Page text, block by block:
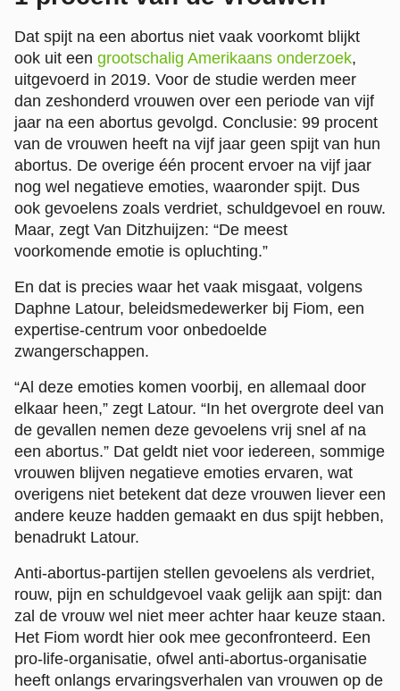
Dat spijt na een abortus niet vaak voorkomt blijkt
ook uit een grootschalig Amerikaans onderzoek,
uitgevoerd in 2019. Voor de studie werden meer
dan zeshonderd vrouwen over een periode van vijf
jaar na een abortus gevolgd. Conclusie: 99 procent
van de vrouwen heeft na vijf jaar geen spijt van hun
abortus. De overige één procent ervoer na vijf jaar
nog wel negatieve emoties, waaronder spijt. Dus
ook gevoelens zoals verdriet, schuldgevoel en rouw.
Maar, zegt Van Ditzhuijzen: “De meest
voorkomende emotie is opluchting.”
En dat is precies waar het vaak misgaat, volgens
Daphne Latour, beleidsmedewerker bij Fiom, een
expertise-centrum voor onbedoelde
zwangerschappen.
“Al deze emoties komen voorbij, en allemaal door
elkaar heen,” zegt Latour. “In het overgrote deel van
de gevallen nemen deze gevoelens vrij snel af na
een abortus.” Dat geldt niet voor iedereen, sommige
vrouwen blijven negatieve emoties ervaren, wat
overigens niet betekent dat deze vrouwen liever een
andere keuze hadden gemaakt en dus spijt hebben,
benadrukt Latour.
Anti-abortus-partijen stellen gevoelens als verdriet,
rouw, pijn en schuldgevoel vaak gelijk aan spijt: dan
zal de vrouw wel niet meer achter haar keuze staan.
Het Fiom wordt hier ook mee geconfronteerd. Een
pro-life-organisatie, ofwel anti-abortus-organisatie
heeft onlangs ervaringsverhalen van vrouwen op de